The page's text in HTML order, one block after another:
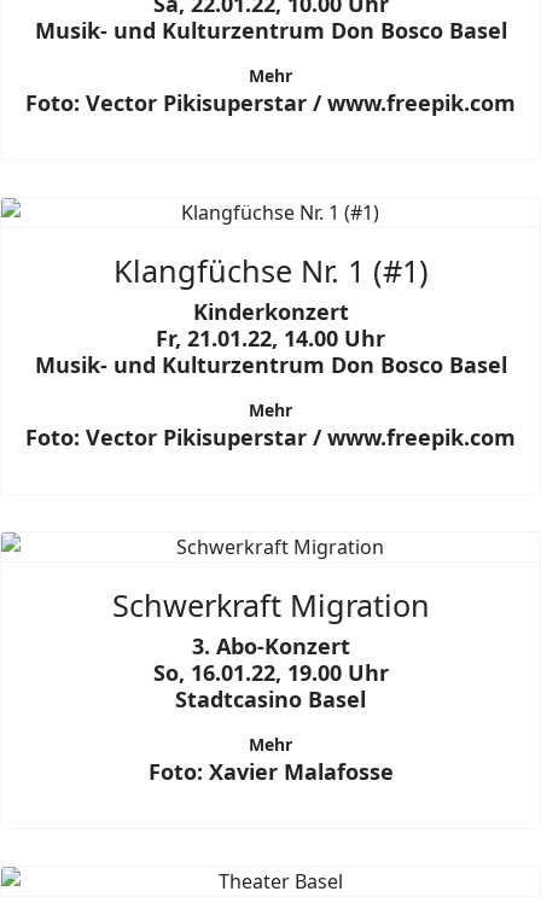
Musik- und Kulturzentrum Don Bosco Basel
Mehr
Foto: Vector Pikisuperstar / www.freepik.com
Klangfüchse Nr. 1 (#1)
Kinderkonzert
Fr, 21.01.22, 14.00 Uhr
Musik- und Kulturzentrum Don Bosco Basel
Mehr
Foto: Vector Pikisuperstar / www.freepik.com
Schwerkraft Migration
3. Abo-Konzert
So, 16.01.22, 19.00 Uhr
Stadtcasino Basel
Mehr
Foto: Xavier Malafosse